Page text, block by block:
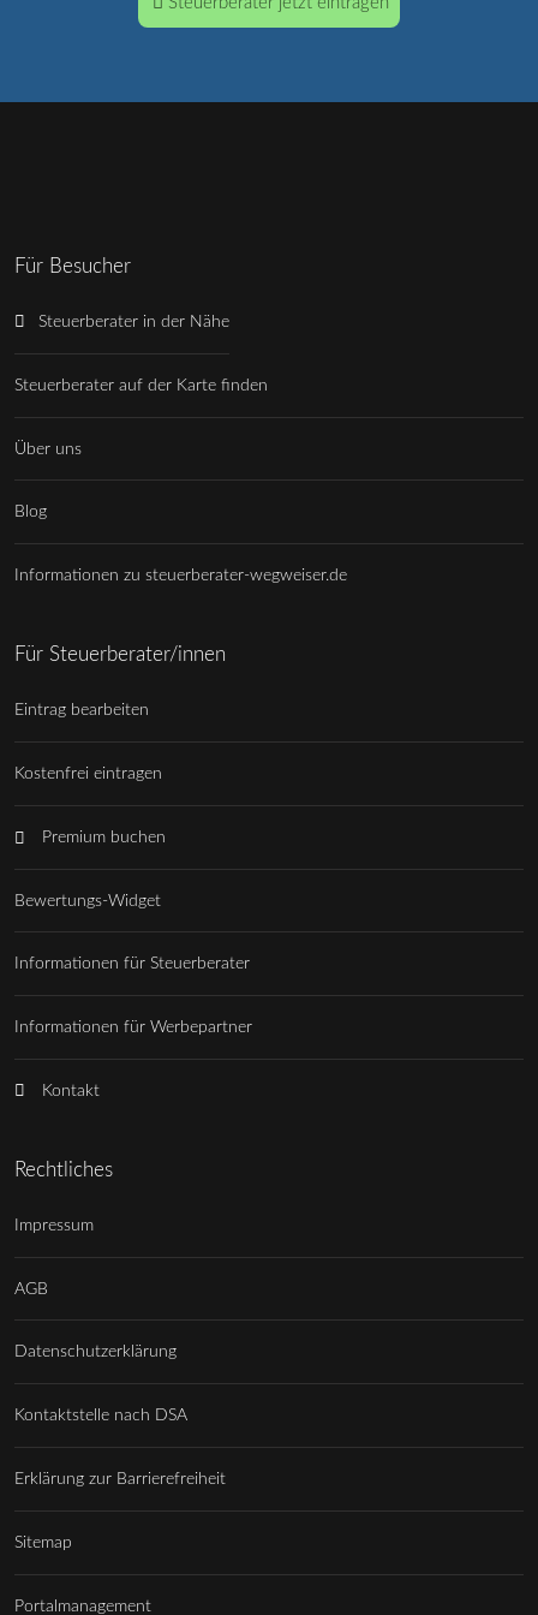
Für Besucher
Steuerberater in der Nähe
Steuerberater auf der Karte finden
Über uns
Blog
Informationen zu steuerberater-wegweiser.de
Für Steuerberater/innen
Eintrag bearbeiten
Kostenfrei eintragen
Premium buchen
Bewertungs-Widget
Informationen für Steuerberater
Informationen für Werbepartner
Kontakt
Rechtliches
Impressum
AGB
Datenschutzerklärung
Kontaktstelle nach DSA
Erklärung zur Barrierefreiheit
Sitemap
Portalmanagement